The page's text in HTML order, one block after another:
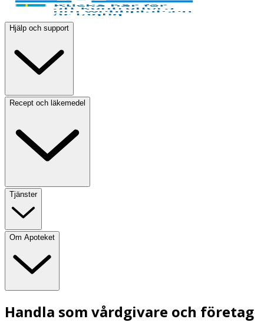
Hjälp och support
Recept och läkemedel
Tjänster
Om Apoteket
Handla som vårdgivare och företag